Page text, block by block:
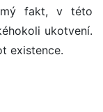
fakt, v této
ukotvení.
existence.